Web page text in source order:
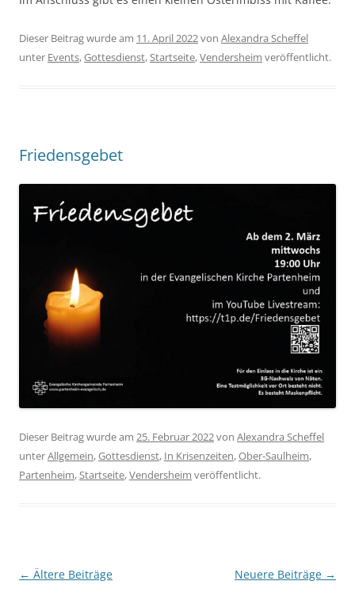
Dieser Beitrag wurde am 11. April 2022von Alexandra Scheffel
unter Events,Gottesdienst,Startseite,Vendersheim veröffentlicht.
Friedensgebet
Dieser Beitrag wurde am 25. Februar 2022von Alexandra Scheffel
unterAllgemein,Gottesdienst, In Krisenzeiten,Ober-Saulheim,
Partenheim,Startseite,Vendersheim veröffentlicht.
Beitragsnavigation
← Ältere Beiträge Neuere Beiträge →